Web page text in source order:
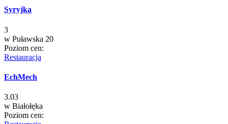
Syryjka
3
w Puławska 20
Poziom cen:
Restauracja
EchMech
3.03
w Białołęka
Poziom cen: